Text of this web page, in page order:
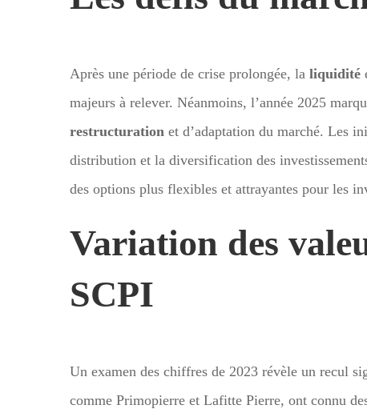
Après une période de crise prolongée, la liquidité
majeurs à relever. Néanmoins, l’année 2025
restructuration et d’adaptation du marché. Les
distribution et la diversification des
des options plus flexibles et attrayantes pour les
Variation des
SCPI
Un examen des chiffres de 2023 révèle un recul
comme Primopierre et Lafitte Pierre, ont connu